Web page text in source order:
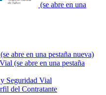
(se abre en una
(se abre en una pestaña nueva)
(se abre en una pestaña
Seguridad Vial
del Contratante